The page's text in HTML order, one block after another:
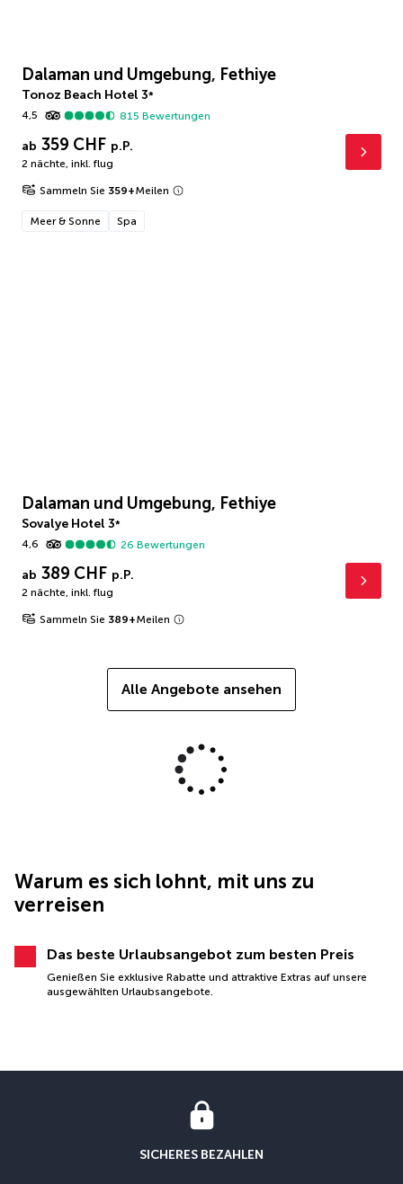
Dalaman und Umgebung, Fethiye
Tonoz Beach Hotel 3*
4,5
815 Bewertungen
ab 359 CHF p.P.
2 nächte, inkl. flug
Sammeln Sie 359+Meilen
Meer & Sonne Spa
Dalaman und Umgebung, Fethiye
Sovalye Hotel 3*
4,6
26 Bewertungen
ab 389 CHF p.P.
2 nächte, inkl. flug
Sammeln Sie 389+Meilen
Alle Angebote ansehen
Warum es sich lohnt, mit uns zu
verreisen
Das beste Urlaubsangebot zum besten Preis
Genießen Sie exklusive Rabatte und attraktive Extras auf unsere
ausgewählten Urlaubsangebote.
SICHERES BEZAHLEN